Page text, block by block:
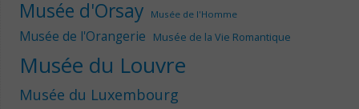
Musée d'Orsay Musée de l'Homme
Musée de l'Orangerie Musée de la Vie Romantique
Musée du Louvre
Musée du Luxembourg